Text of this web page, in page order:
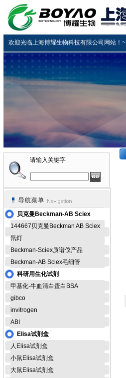
欢迎光临上海博耀生物科技有限公司网站！~
请输入关键字
贝克曼Beckman-AB Sciex
144667贝克曼Beckman AB Sciex
氘灯
Beckman-Sciex质谱仪产品
Beckman-AB Sciex毛细管
科研用生化试剂
甲基化-牛血清白蛋白BSA
gibco
invitrogen
ABI
Elisa试剂盒
人Elisa试剂盒
小鼠Elisa试剂盒
大鼠Elisa试剂盒